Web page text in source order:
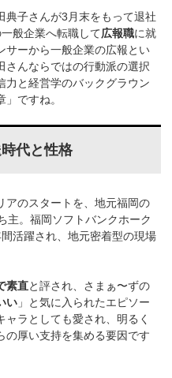
典子さんが3月末をもって退社
般企業へ転職して広報職に就
サーから一般企業の広報とい
さんならではの行動派の選択
力と経営学のバックグラウン
ですね。
代と性格
アのスタートを、地元福岡の
主。福岡ソフトバンクホーク
活躍され、地元密着型の現場
素直と評され、さまぁ〜ずの
い 」と気に入られたエピソー
ャラとしても愛され、明るく
の厚い支持を集める要因です